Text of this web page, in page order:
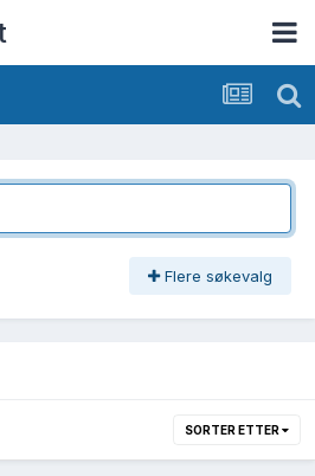
Flere søkevalg
SORTER ETTER